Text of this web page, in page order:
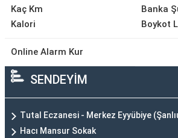
Kaç Km
Kalori
Banka
Boykot
Online Alarm Kur
SENDEYİM
Tutal Eczanesi - Merkez Eyyübiye
Hacı Mansur Sokak